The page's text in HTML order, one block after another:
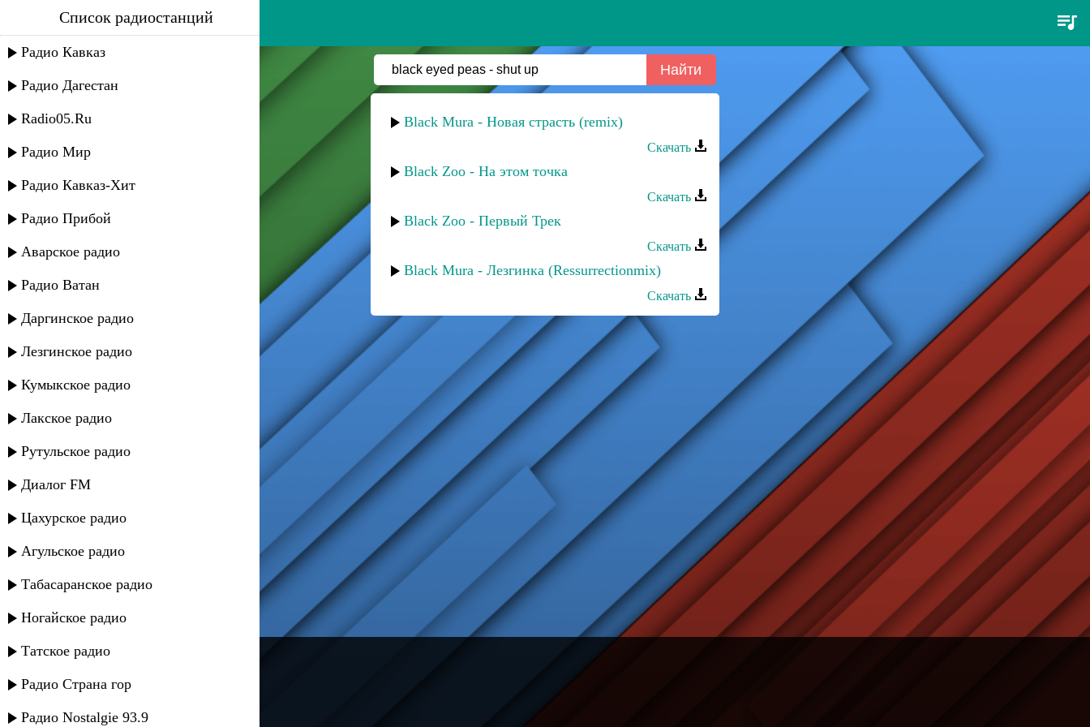
black eyed peas - shut up
Список радиостанций
Радио Кавказ
Радио Дагестан
Radio05.Ru
Радио Мир
Радио Кавказ-Хит
Радио Прибой
Аварское радио
Радио Ватан
Даргинское радио
Лезгинское радио
Кумыкское радио
Лакское радио
Рутульское радио
Диалог FM
Цахурское радио
Агульское радио
Табасаранское радио
Ногайское радио
Татское радио
Радио Страна гор
Радио Nostalgie 93.9
Black Mura - Новая страсть (remix)
Скачать
Black Zoo - На этом точка
Скачать
Black Zoo - Первый Трек
Скачать
Black Mura - Лезгинка (Ressurrectionmix)
Скачать
---
Русское радио